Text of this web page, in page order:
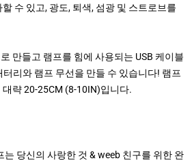
수 있고, 광도, 퇴색, 섬광 및 스트로브를
만들고 램프를 힘에 사용되는 USB 케이블
터리와 램프 무선을 만들 수 있습니다! 램프
략 20-25CM (8-10IN)입니다.
는 당신의 사랑한 것 & weeb 친구를 위한 완